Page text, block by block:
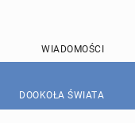
WIADOMOŚCI
DOOKOŁA ŚWIATA